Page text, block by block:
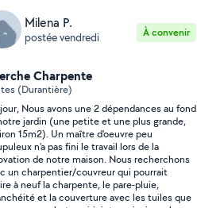
Milena P.
postée vendredi À convenir
Charpente
(Durantière)
Nous avons une 2 dépendances au fond
jardin (une petite et une plus grande,
15m2). Un maître d'oeuvre peu
n'a pas fini le travail lors de la
de notre maison. Nous recherchons
un charpentier/couvreur qui pourrait
à neuf la charpente, le pare-pluie,
et la couverture avec les tuiles que